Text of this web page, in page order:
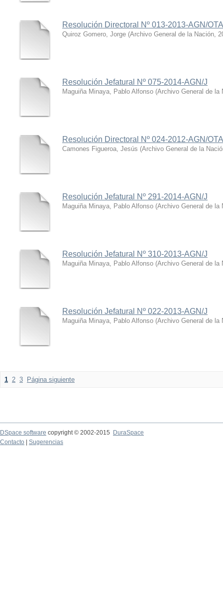
Resolución Directoral Nº 013-2013-AGN/OTA
Quiroz Gomero, Jorge (Archivo General de la Nación,
Resolución Jefatural Nº 075-2014-AGN/J
Maguiña Minaya, Pablo Alfonso (Archivo General de la
Resolución Directoral Nº 024-2012-AGN/OTA
Camones Figueroa, Jesús (Archivo General de la
Resolución Jefatural Nº 291-2014-AGN/J​
Maguiña Minaya, Pablo Alfonso (Archivo General de la
Resolución Jefatural Nº 310-2013-AGN/J
Maguiña Minaya, Pablo Alfonso (Archivo General de la
​Resolución Jefatural Nº 022-2013-AGN/J
Maguiña Minaya, Pablo Alfonso (Archivo General de la
1 2 3 Página siguiente
DSpace software copyright © 2002-2015
DuraSpace
Contacto
Sugerencias